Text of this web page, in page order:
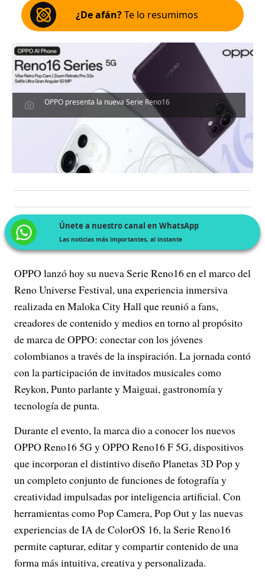
¿De afán?Te lo resumimos
OPPO presenta la nueva Serie Reno16
Únete a nuestro canal en WhatsApp
Las noticias más importantes, al instante
OPPO lanzó hoy su nueva Serie Reno16 en el marco del
Reno Universe Festival, una experiencia inmersiva
realizada en Maloka City Hall que reunió a fans,
creadores de contenido y medios en torno al propósito
de marca de OPPO: conectar con los jóvenes
colombianos a través de la inspiración. La jornada contó
con la participación de invitados musicales como
Reykon, Punto parlante y Maiguai, gastronomía y
tecnología de punta.
Durante el evento, la marca dio a conocer los nuevos
OPPO Reno16 5G y OPPO Reno16 F 5G, dispositivos
que incorporan el distintivo diseño Planetas 3D Pop y
un completo conjunto de funciones de fotografía y
creatividad impulsadas por inteligencia artificial. Con
herramientas como Pop Camera, Pop Out y las nuevas
experiencias de IA de ColorOS 16, la Serie Reno16
permite capturar, editar y compartir contenido de una
forma más intuitiva, creativa y personalizada.